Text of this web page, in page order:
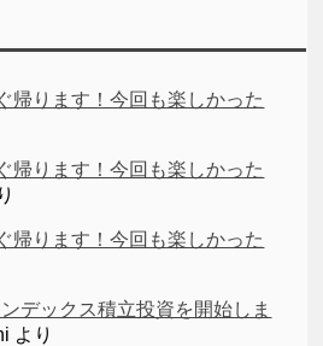
帰ります！今回も楽しかった
帰ります！今回も楽しかった
帰ります！今回も楽しかった
デックス積立投資を開始しま
より